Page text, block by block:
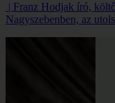
| Franz Hodjak író,
Nagyszebenben, az